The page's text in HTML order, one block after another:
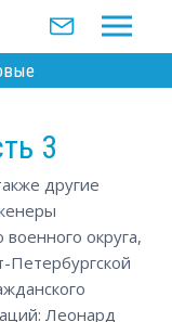
3
другие
военного округа,
Петербургской
Леонард